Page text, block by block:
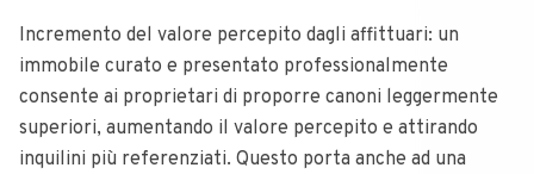
Incremento del valore percepito dagli affittuari: un
immobile curato e presentato professionalmente
consente ai proprietari di proporre canoni leggermente
superiori, aumentando il valore percepito e attirando
inquilini più referenziati. Questo porta anche ad una